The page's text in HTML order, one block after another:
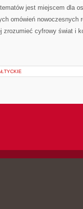
jest miejscem dla
omówień nowoczesnych
zrozumieć cyfrowy świat i